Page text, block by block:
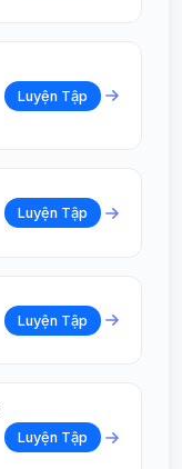
Luyện Tập
Luyện Tập
Luyện Tập
Luyện Tập